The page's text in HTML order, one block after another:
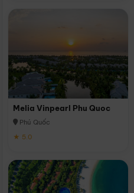
Melia Vinpearl Phu Quoc
Phú Quốc
★ 5.0